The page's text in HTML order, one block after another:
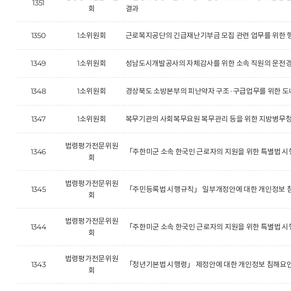
1351
회
결과
1350 1소위원회 근로복지공단의 긴급재난기부금 모집 관련 업무를 위한
1349 1소위원회 성남도시개발공사의 자체감사를 위한 소속 직원의 운전
1348 1소위원회 경상북도 소방본부의 피난약자 구조·구급업무를 위한
1347 1소위원회 복무기관의 사회복무요원 복무관리 등을 위한 지방병무
1346
법령평가전문위원
회
「주한미군 소속 한국인 근로자의 지원을 위한 특별법
1345
법령평가전문위원
회
「주민등록법 시행규칙」 일부개정안에 대한 개인정보
1344
법령평가전문위원
회
「주한미군 소속 한국인 근로자의 지원을 위한 특별법
1343
법령평가전문위원
회
「청년기본법 시행령」 제정안에 대한 개인정보 침해요